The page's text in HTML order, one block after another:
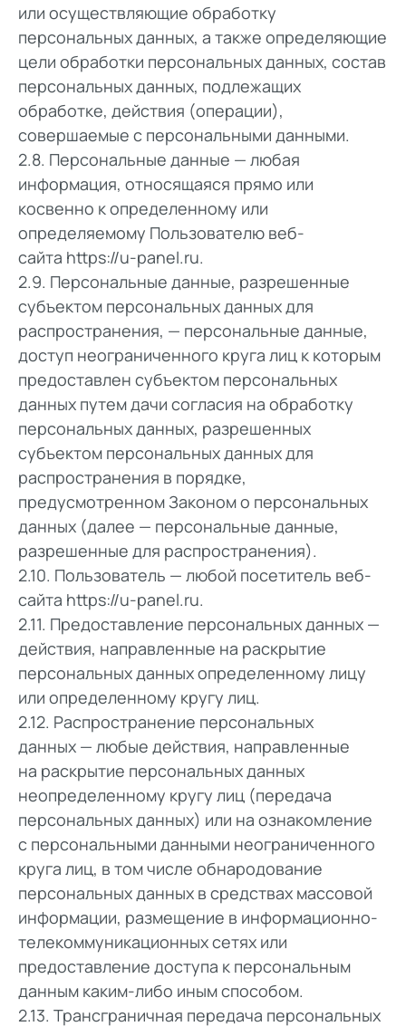
или осуществляющие обработку
персональных данных, а также определяющие
цели обработки персональных данных, состав
персональных данных, подлежащих
обработке, действия (операции),
совершаемые с персональными данными.
2.8. Персональные данные — любая
информация, относящаяся прямо или
косвенно к определенному или
определяемому Пользователю веб-
сайта https://u-panel.ru.
2.9. Персональные данные, разрешенные
субъектом персональных данных для
распространения, — персональные данные,
доступ неограниченного круга лиц к которым
предоставлен субъектом персональных
данных путем дачи согласия на обработку
персональных данных, разрешенных
субъектом персональных данных для
распространения в порядке,
предусмотренном Законом о персональных
данных (далее — персональные данные,
разрешенные для распространения).
2.10. Пользователь — любой посетитель веб-
сайта https://u-panel.ru.
2.11. Предоставление персональных данных —
действия, направленные на раскрытие
персональных данных определенному лицу
или определенному кругу лиц.
2.12. Распространение персональных
данных — любые действия, направленные
на раскрытие персональных данных
неопределенному кругу лиц (передача
персональных данных) или на ознакомление
с персональными данными неограниченного
круга лиц, в том числе обнародование
персональных данных в средствах массовой
информации, размещение в информационно-
телекоммуникационных сетях или
предоставление доступа к персональным
данным каким-либо иным способом.
2.13. Трансграничная передача персональных